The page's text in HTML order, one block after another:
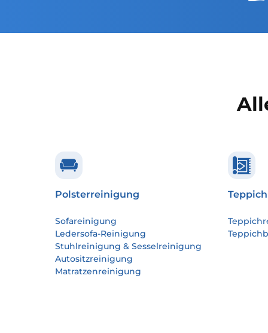
Polsterreinigung
Sofareinigung
Ledersofa-Reinigung
Stuhlreinigung & Sesselreinigung
Autositzreinigung
Matratzenreinigung